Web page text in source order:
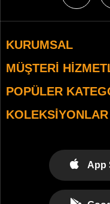
KURUMSAL
MÜŞTERI
POPÜLER
KOLEKSIYONLAR
App